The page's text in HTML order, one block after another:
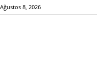
8, 2026